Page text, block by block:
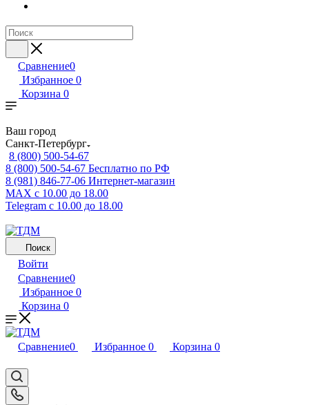
Сравнение0
Избранное 0
Корзина 0
Ваш город
Санкт-Петербург
8 (800) 500-54-67
8 (800) 500-54-67 Бесплатно по РФ
8 (981) 846-77-06 Интернет-магазин
MAX с 10.00 до 18.00
Telegram с 10.00 до 18.00
Поиск
Войти
Сравнение0
Избранное 0
Корзина 0
Сравнение0 Избранное 0 Корзина 0